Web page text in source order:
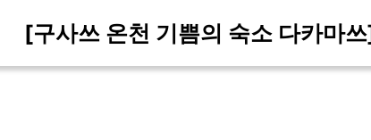
[구사쓰 온천 기쁨의 숙소 다카마